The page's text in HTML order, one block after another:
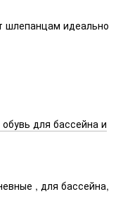
шлепанцам идеально
для бассейна и
, для бассейна,